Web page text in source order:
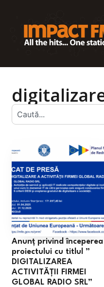
Anunț privind începerea
proiectului cu titlul ”
DIGITALIZAREA
ACTIVITĂȚII FIRMEI
GLOBAL RADIO SRL”